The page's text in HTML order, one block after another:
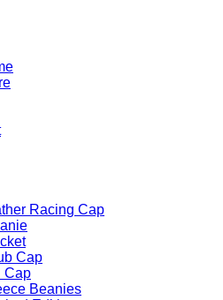
Racing Cap
Cap
Cap
Beanies